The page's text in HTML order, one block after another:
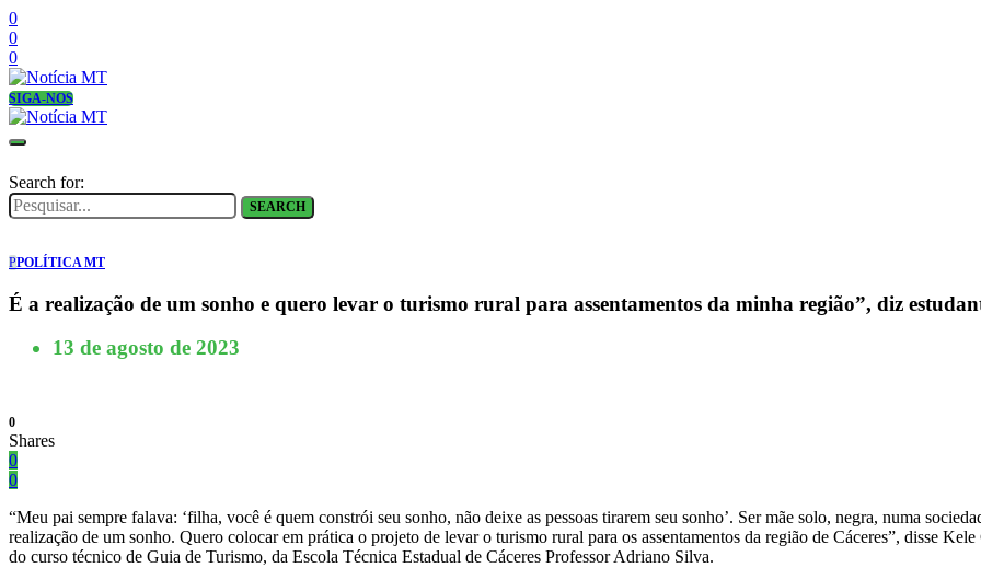
0
0
0
SIGA-NOS
Search for:
SEARCH
PPOLÍTICA MT
É a realização de um sonho e quero levar o turismo rural para assentamentos da minha região”, diz
13 de agosto de 2023
0
Shares
0
0
“Meu pai sempre falava: ‘filha, você é quem constrói seu sonho, não deixe as pessoas tirarem seu sonho’. Ser mãe solo, negra, numa
realização de um sonho. Quero colocar em prática o projeto de levar o turismo rural para os assentamentos da região de Cáceres”, disse
do curso técnico de Guia de Turismo, da Escola Técnica Estadual de Cáceres Professor Adriano Silva.